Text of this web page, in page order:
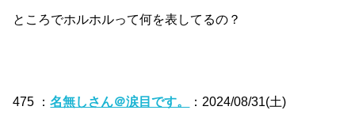
ところでホルホルって何を表してるの？
475 ：名無しさん＠涙目です。
：2024/08/31(土)